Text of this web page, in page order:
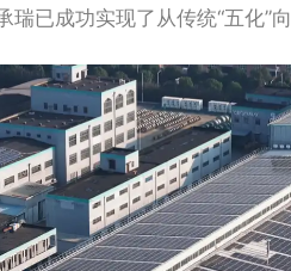
已成功实现了从传统“五化”向